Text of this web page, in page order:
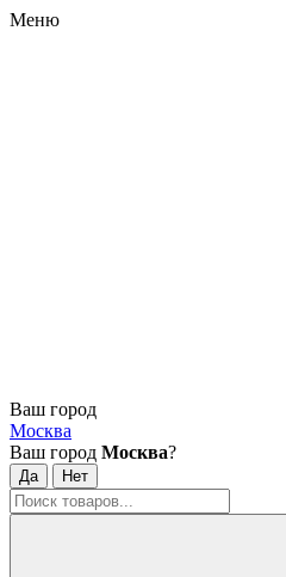
Меню
Ваш город
Москва
Ваш город Москва?